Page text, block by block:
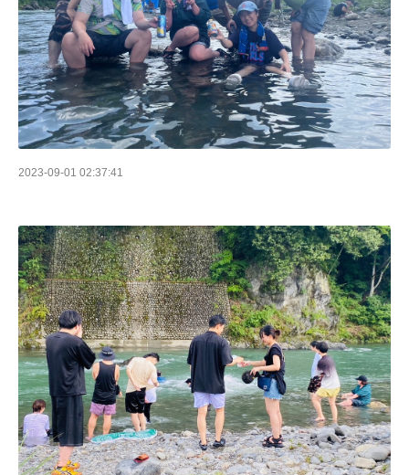
2023-09-01 02:37:41